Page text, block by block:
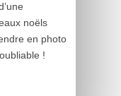
noëls
en photo
!